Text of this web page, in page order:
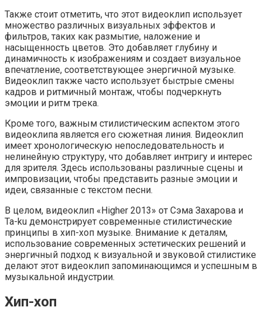
Также стоит отметить, что этот видеоклип использует
множество различных визуальных эффектов и
фильтров, таких как размытие, наложение и
насыщенность цветов. Это добавляет глубину и
динамичность к изображениям и создает визуальное
впечатление, соответствующее энергичной музыке.
Видеоклип также часто использует быстрые смены
кадров и ритмичный монтаж, чтобы подчеркнуть
эмоции и ритм трека.
Кроме того, важным стилистическим аспектом этого
видеоклипа является его сюжетная линия. Видеоклип
имеет хронологическую непоследовательность и
нелинейную структуру, что добавляет интригу и интерес
для зрителя. Здесь использованы различные сцены и
импровизации, чтобы представить разные эмоции и
идеи, связанные с текстом песни.
В целом, видеоклип «Higher 2013» от Сэма Захарова и
Ta-ku демонстрирует современные стилистические
принципы в хип-хоп музыке. Внимание к деталям,
использование современных эстетических решений и
энергичный подход к визуальной и звуковой стилистике
делают этот видеоклип запоминающимся и успешным в
музыкальной индустрии.
Хип-хоп